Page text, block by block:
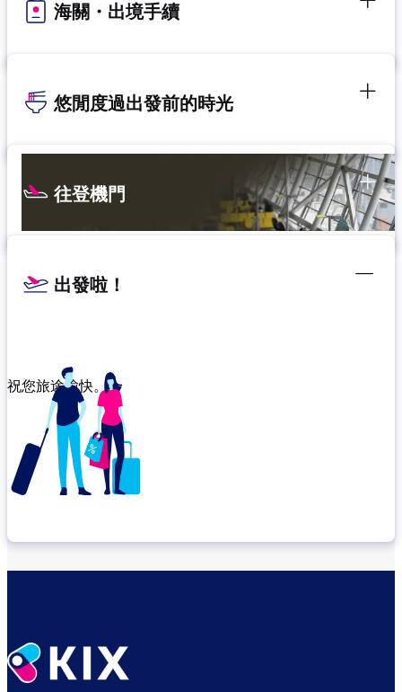
海關・出境手續
悠閒度過出發前的時光
往登機門
出發啦！
祝您旅途愉快。